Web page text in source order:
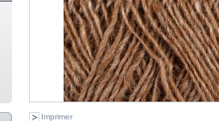
Imprimer